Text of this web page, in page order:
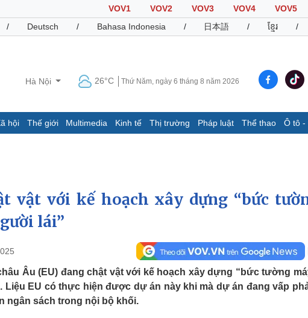
VOV1 VOV2 VOV3 VOV4 VOV5
/ Deutsch / Bahasa Indonesia / 日本語 / ខ្មែរ /
Hà Nội 26°C Thứ Năm, ngày 6 tháng 8 năm 2026
hội Thế giới Multimedia Kinh tế Thị trường Pháp luật Thể thao Ô tô -
Dấu ấn VOV
Việc làm
Biển đảo
Việt Nam
Phân tích
Thể thao
Lịch thi đấu bóng đá
Thế giới thể thao
Ô tô - Xe
Xe máy
Tư vấn
vật với kế hoạch xây dựng “bức
lái”
Âu (EU) đang chật vật với kế hoạch xây dựng “bức tường
Liệu EU có thực hiện được dự án này khi mà dự án đang vấp
ngân sách trong nội bộ khối.